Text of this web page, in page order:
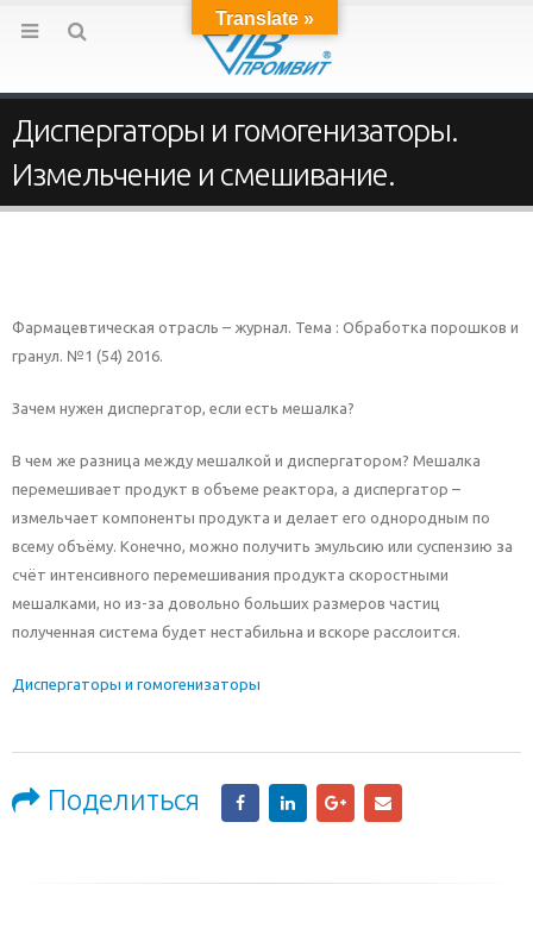
Диспергаторы и гомогенизаторы.
Измельчение и смешивание.
Фармацевтическая отрасль – журнал. Тема : Обработка порошков и
гранул. №1 (54) 2016.
Зачем нужен диспергатор, если есть мешалка?
В чем же разница между мешалкой и диспергатором? Мешалка
перемешивает продукт в объеме реактора, а диспергатор –
измельчает компоненты продукта и делает его однородным по
всему объёму. Конечно, можно получить эмульсию или суспензию за
счёт интенсивного перемешивания продукта скоростными
мешалками, но из-за довольно больших размеров частиц
полученная система будет нестабильна и вскоре расслоится.
Диспергаторы и гомогенизаторы
Поделиться
Translate »